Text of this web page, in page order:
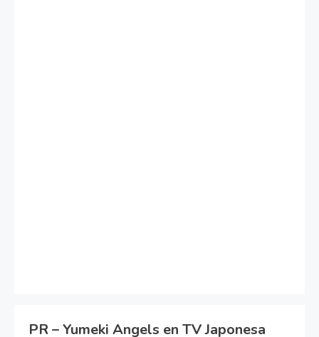
PR – Yumeki Angels en TV Japonesa